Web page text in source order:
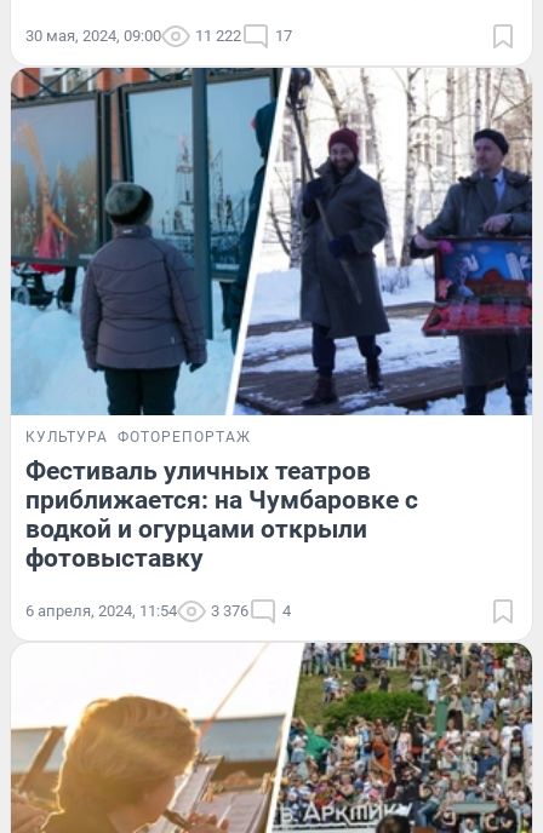
30 мая, 2024, 09:00 11 222 17
КУЛЬТУРА ФОТОРЕПОРТАЖ
Фестиваль уличных театров
приближается: на Чумбаровке с
водкой и огурцами открыли
фотовыставку
6 апреля, 2024, 11:54 3 376 4